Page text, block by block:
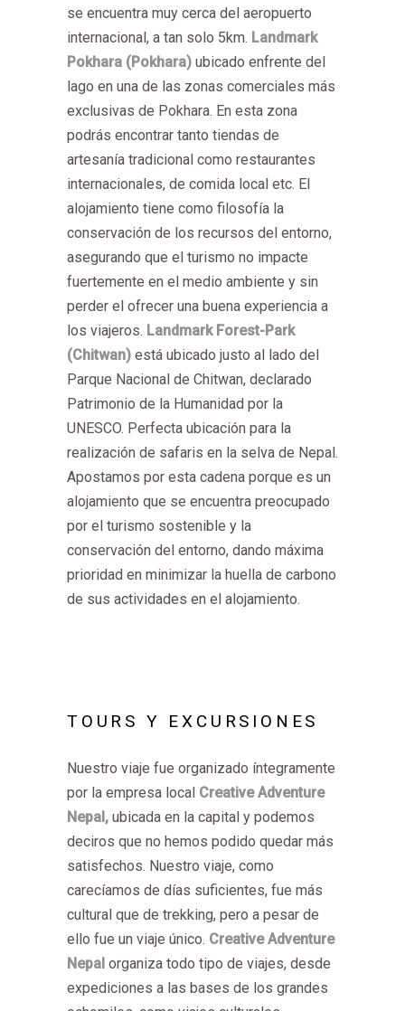
se encuentra muy cerca del aeropuerto
internacional, a tan solo 5km. Landmark
Pokhara (Pokhara) ubicado enfrente del
lago en una de las zonas comerciales más
exclusivas de Pokhara. En esta zona
podrás encontrar tanto tiendas de
artesanía tradicional como restaurantes
internacionales, de comida local etc. El
alojamiento tiene como filosofía la
conservación de los recursos del entorno,
asegurando que el turismo no impacte
fuertemente en el medio ambiente y sin
perder el ofrecer una buena experiencia a
los viajeros. Landmark Forest-Park
(Chitwan) está ubicado justo al lado del
Parque Nacional de Chitwan, declarado
Patrimonio de la Humanidad por la
UNESCO. Perfecta ubicación para la
realización de safaris en la selva de Nepal.
Apostamos por esta cadena porque es un
alojamiento que se encuentra preocupado
por el turismo sostenible y la
conservación del entorno, dando máxima
prioridad en minimizar la huella de carbono
de sus actividades en el alojamiento.
TOURS Y EXCURSIONES
Nuestro viaje fue organizado íntegramente
por la empresa local Creative Adventure
Nepal, ubicada en la capital y podemos
deciros que no hemos podido quedar más
satisfechos. Nuestro viaje, como
carecíamos de días suficientes, fue más
cultural que de trekking, pero a pesar de
ello fue un viaje único. Creative Adventure
Nepal organiza todo tipo de viajes, desde
expediciones a las bases de los grandes